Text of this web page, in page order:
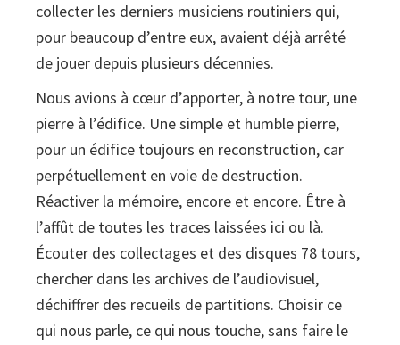
collecter les derniers musiciens routiniers qui,
pour beaucoup d’entre eux, avaient déjà arrêté
de jouer depuis plusieurs décennies.
Nous avions à cœur d’apporter, à notre tour, une
pierre à l’édifice. Une simple et humble pierre,
pour un édifice toujours en reconstruction, car
perpétuellement en voie de destruction.
Réactiver la mémoire, encore et encore. Être à
l’affût de toutes les traces laissées ici ou là.
Écouter des collectages et des disques 78 tours,
chercher dans les archives de l’audiovisuel,
déchiffrer des recueils de partitions. Choisir ce
qui nous parle, ce qui nous touche, sans faire le